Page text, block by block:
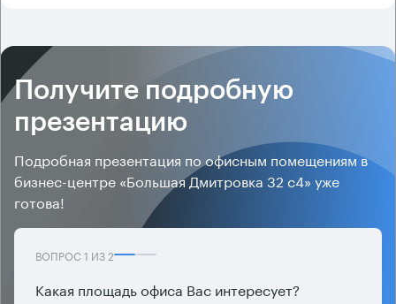
Получите подробную
презентацию
Подробная презентация по офисным помещениям в
бизнес-центре «Большая Дмитровка 32 с4» уже
готова!
ВОПРОС 1 ИЗ2
Какая площадь офиса Вас интересует?